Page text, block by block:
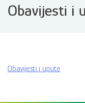
Obavijesti i
Obavijesti i upute